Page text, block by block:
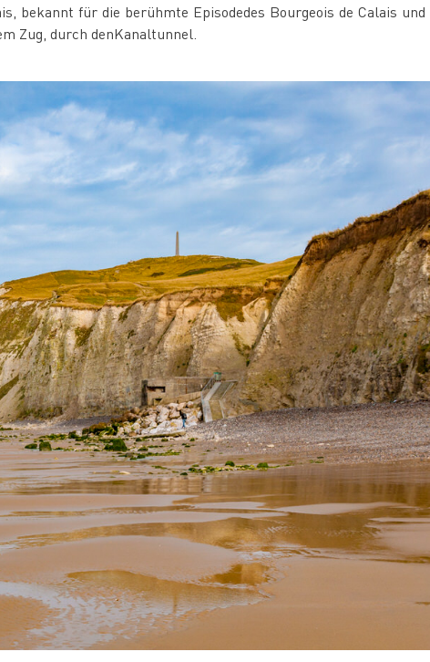
bekannt für die berühmte Episodedes Bourgeois de Calais
Zug, durch denKanaltunnel.